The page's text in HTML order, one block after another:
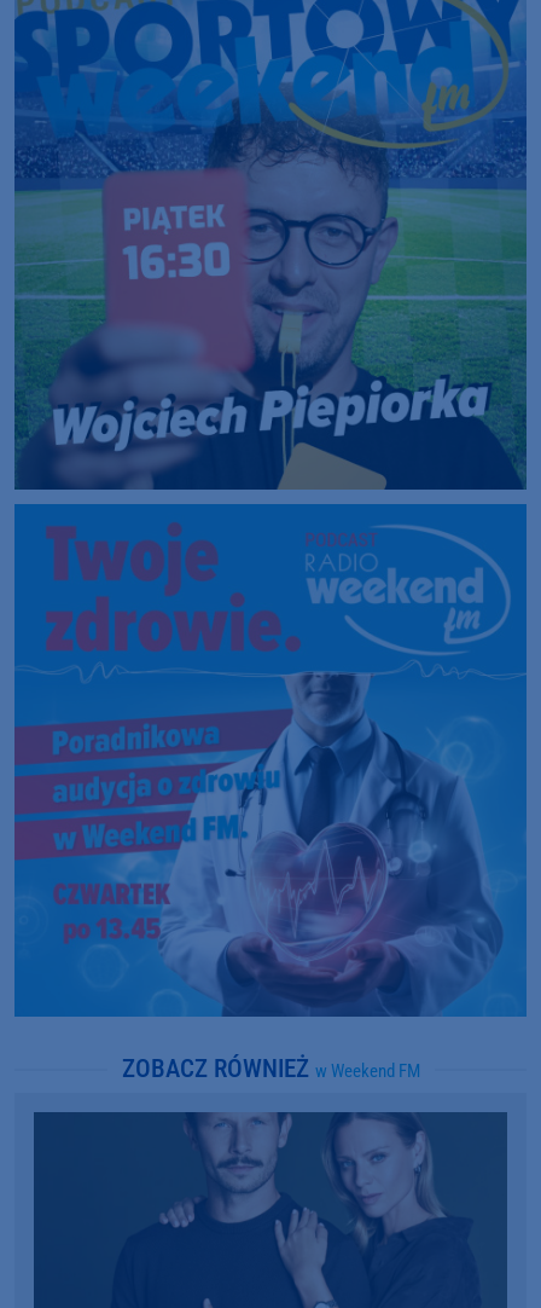
ZOBACZ RÓWNIEŻ w Weekend FM